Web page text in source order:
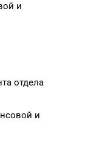
и
отдела
и